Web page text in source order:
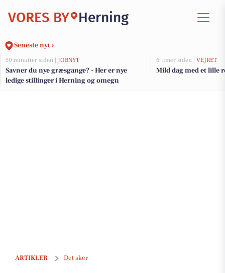
VORES BY Herning
Seneste nyt ›
50 minutter siden | JOBNYT
Savner du nye græsgange? - Her er nye
ledige stillinger i Herning og omegn
6 timer siden | VEJRET
Mild dag med et lille
ARTIKLER Det sker
Begivenheder i Herning denne weekend: Film, gadeløb og